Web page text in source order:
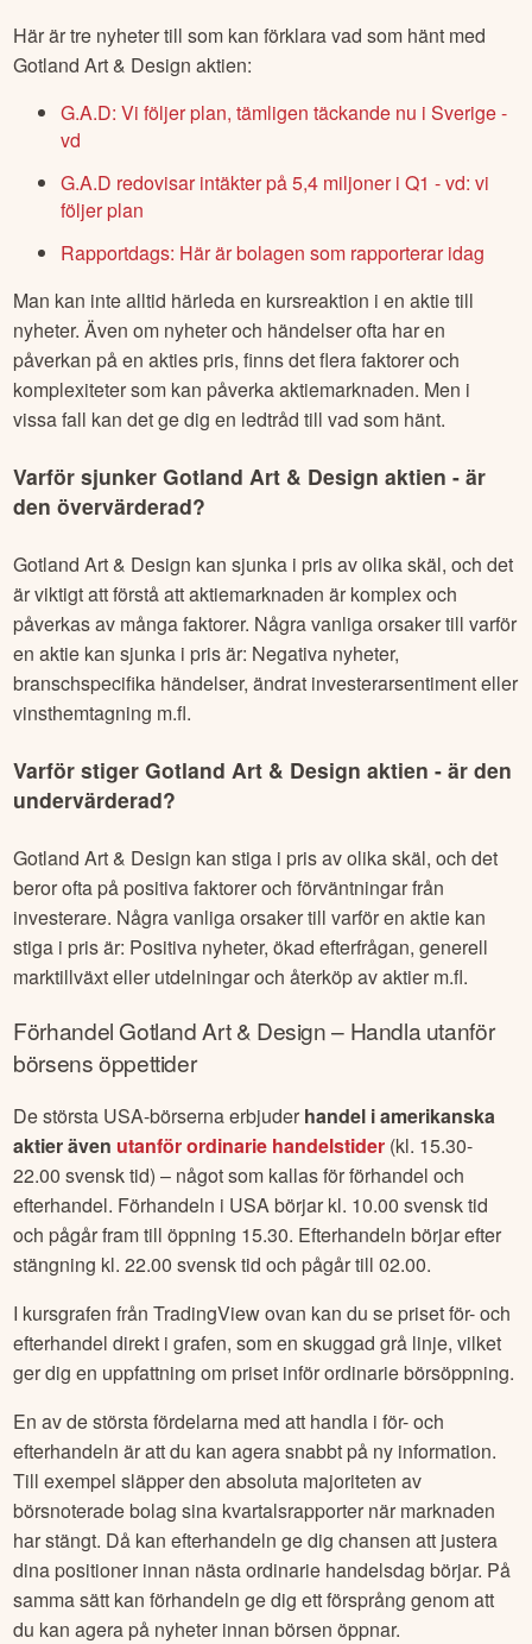
Här är tre nyheter till som kan förklara vad som hänt med
Gotland Art & Design aktien:
G.A.D: Vi följer plan, tämligen täckande nu i Sverige -
vd
G.A.D redovisar intäkter på 5,4 miljoner i Q1 - vd: vi
följer plan
Rapportdags: Här är bolagen som rapporterar idag
Man kan inte alltid härleda en kursreaktion i en aktie till
nyheter. Även om nyheter och händelser ofta har en
påverkan på en akties pris, finns det flera faktorer och
komplexiteter som kan påverka aktiemarknaden. Men i
vissa fall kan det ge dig en ledtråd till vad som hänt.
Varför sjunkerGotland Art & Design aktien - är
den övervärderad?
Gotland Art & Design kan sjunka i pris av olika skäl, och det
är viktigt att förstå att aktiemarknaden är komplex och
påverkas av många faktorer. Några vanliga orsaker till varför
en aktie kan sjunka i pris är: Negativa nyheter,
branschspecifika händelser, ändrat investerarsentiment eller
vinsthemtagning m.fl.
Varför stigerGotland Art & Design aktien - är den
undervärderad?
Gotland Art & Design kan stiga i pris av olika skäl, och det
beror ofta på positiva faktorer och förväntningar från
investerare. Några vanliga orsaker till varför en aktie kan
stiga i pris är: Positiva nyheter, ökad efterfrågan, generell
marktillväxt eller utdelningar och återköp av aktier m.fl.
Förhandel Gotland Art & Design– Handla utanför
börsens öppettider
De största USA-börserna erbjuder handel i amerikanska
aktier även utanför ordinarie handelstider (kl. 15.30-
22.00 svensk tid) – något som kallas för förhandel och
efterhandel. Förhandeln i USA börjar kl. 10.00 svensk tid
och pågår fram till öppning 15.30. Efterhandeln börjar efter
stängning kl. 22.00 svensk tid och pågår till 02.00.
I kursgrafen från TradingView ovan kan du se priset för- och
efterhandel direkt i grafen, som en skuggad grå linje, vilket
ger dig en uppfattning om priset inför ordinarie börsöppning.
En av de största fördelarna med att handla i för- och
efterhandeln är att du kan agera snabbt på ny information.
Till exempel släpper den absoluta majoriteten av
börsnoterade bolag sina kvartalsrapporter när marknaden
har stängt. Då kan efterhandeln ge dig chansen att justera
dina positioner innan nästa ordinarie handelsdag börjar. På
samma sätt kan förhandeln ge dig ett försprång genom att
du kan agera på nyheter innan börsen öppnar.